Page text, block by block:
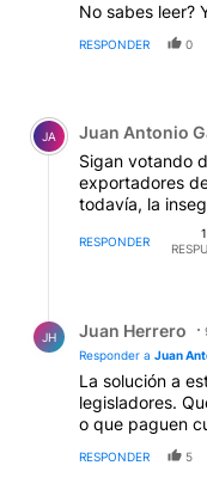
No sabes leer?
RESPONDER 0
Comentario de
JA Juan Antonio
Sigan votando
exportadores
todavía, la
RESPONDER
1
JH Juan Herrero
Responder a Juan
La solución a
legisladores.
o que paguen
RESPONDER 5